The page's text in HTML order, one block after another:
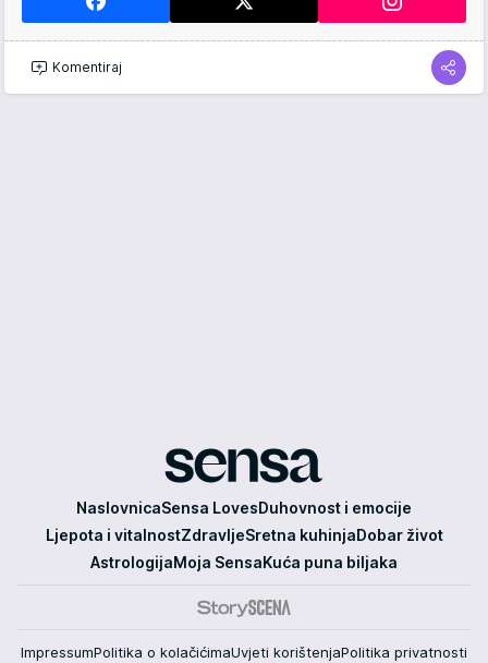
Komentiraj
NaslovnicaSensa LovesDuhovnost i emocije
Ljepota i vitalnostZdravljeSretna kuhinjaDobar život
AstrologijaMoja SensaKuća puna biljaka
ImpressumPolitika o kolačićimaUvjeti korištenjaPolitika privatnosti